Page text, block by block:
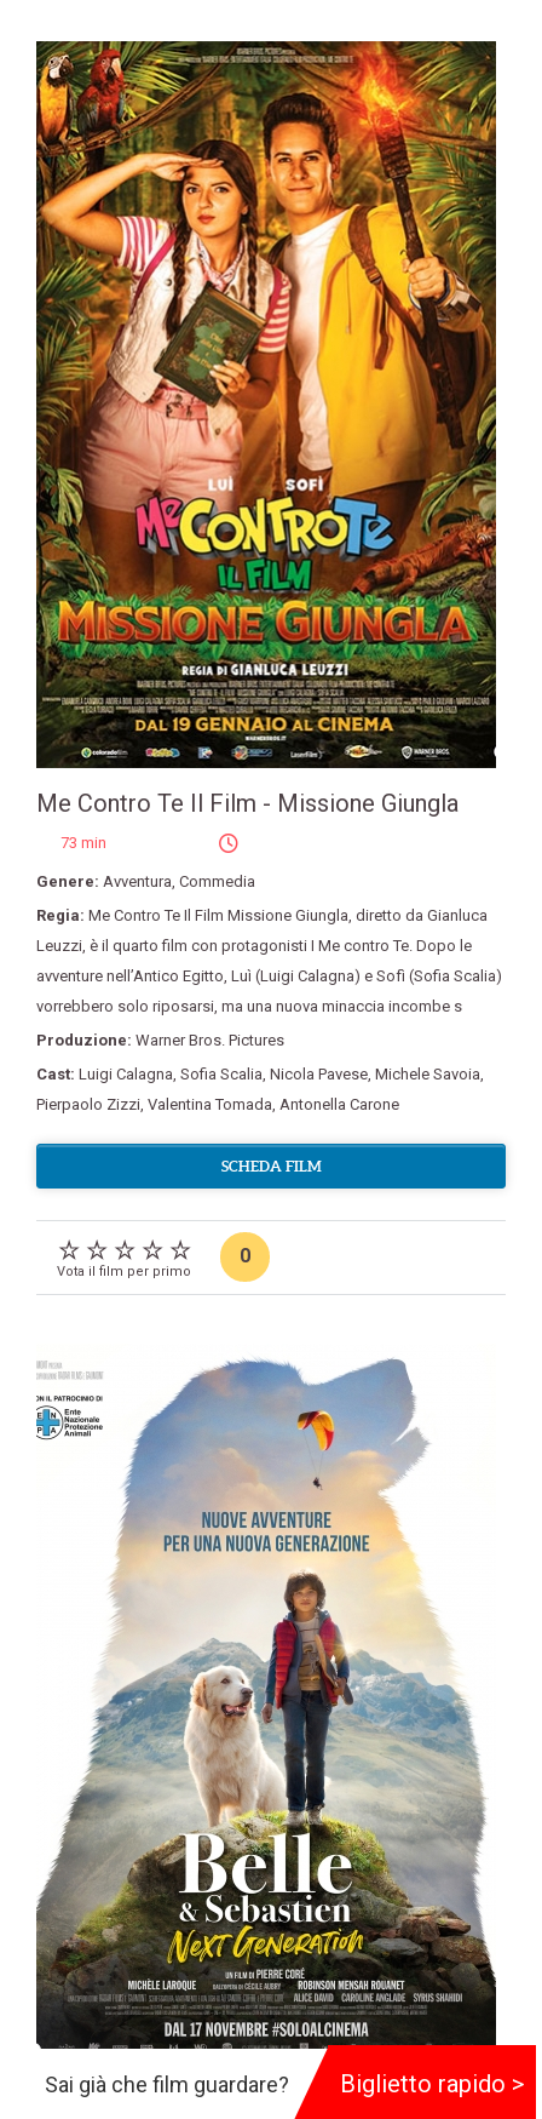
Me Contro Te Il Film - Missione Giungla
73 min
Genere: Avventura Commedia
Regia: Me Contro Te Il Film Missione Giungla diretto da Gianluca
Leuzzi è il quarto film con protagonisti I Me contro Te. Dopo le
avventure nell’Antico Egitto Luì (Luigi Calagna) e Sofì (Sofia Scalia)
vorrebbero solo riposarsi ma una nuova minaccia incombe s
Produzione: Warner Bros. Pictures
Cast: Luigi Calagna Sofia Scalia Nicola Pavese Michele Savoia
Pierpaolo Zizzi Valentina Tomada Antonella Carone
SCHEDA FILM
Vota il film per primo
0
Belle e Sebastien - Next Generation
Sai già che film guardare? Biglietto rapido >